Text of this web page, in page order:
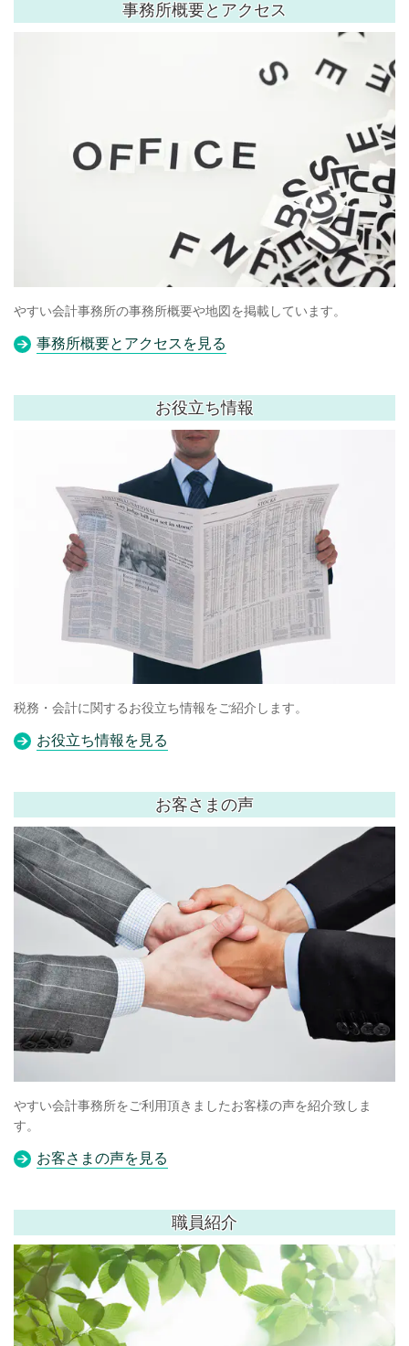
事務所概要とアクセス
やすい会計事務所の事務所概要や地図を掲載しています。
事務所概要とアクセスを見る
お役立ち情報
税務・会計に関するお役立ち情報をご紹介します。
お役立ち情報を見る
お客さまの声
やすい会計事務所をご利用頂きましたお客様の声を紹介致しま
す。
お客さまの声を見る
職員紹介